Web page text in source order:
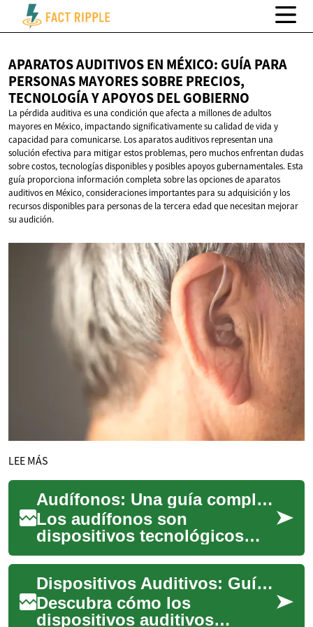
APARATOS AUDITIVOS EN MÉXICO: GUÍA PARA
PERSONAS MAYORES SOBRE PRECIOS,
TECNOLOGÍA Y APOYOSDEL GOBIERNO
La pérdida auditiva es una condición que afecta a millones de adultos
mayores en México, impactando significativamente su calidad de vida y
capacidad para comunicarse. Los aparatos auditivos representan una
solución efectiva para mitigar estos problemas, pero muchos enfrentan dudas
sobre costos, tecnologías disponibles y posibles apoyos gubernamentales. Esta
guía proporciona información completa sobre las opciones de aparatos
auditivos en México, consideraciones importantes para su adquisición y los
recursos disponibles para personas de la tercera edad que necesitan mejorar
su audición.
LEE MÁS
Audífonos: Una guía completa para mejorar la calidad de vida
Los audífonos son
dispositivos tecnológicos
diseñados para ayudar a las
personas con pérdida
auditiva a mejorar su ca...
Dispositivos Auditivos: Guía Esencial para una Mejor Audición
Descubra cómo los
dispositivos auditivos